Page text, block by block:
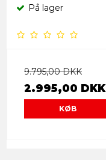
På lager
9.795,00 DKK
2.995,00 DKK
KØB